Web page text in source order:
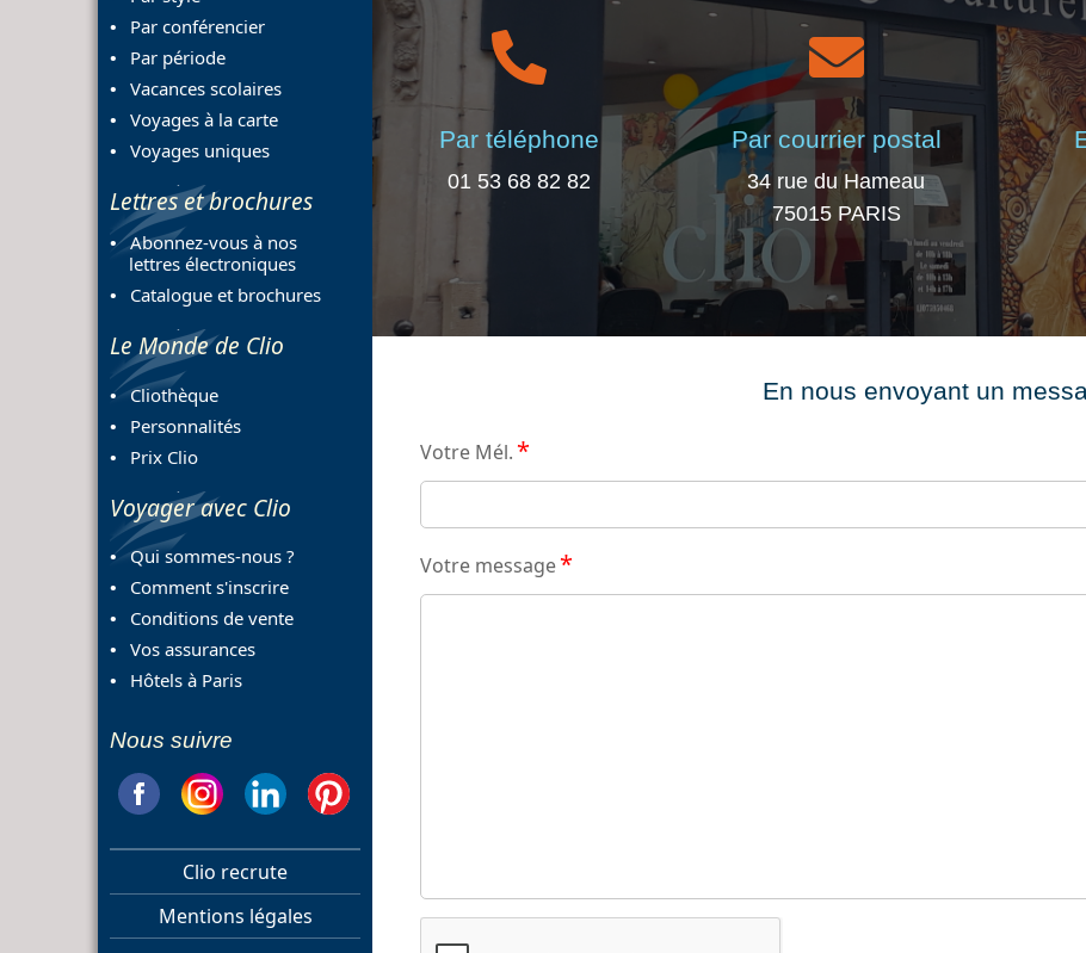
Par conférencier
Par période
Vacances scolaires
Voyages à la carte
Voyages uniques
Lettres et brochures
Abonnez-vous à nos
lettres électroniques
Catalogue et brochures
Le Monde de Clio
Cliothèque
Personnalités
Prix Clio
Voyager avec Clio
Qui sommes-nous ?
Comment s'inscrire
Conditions de vente
Vos assurances
Hôtels à Paris
Nous suivre
Clio recrute
Mentions légales
Par téléphone
01 53 68 82 82
Par courrier postal
34 rue du Hameau
75015 PARIS
En nous envoyant un
Votre Mél. *
Votre message*